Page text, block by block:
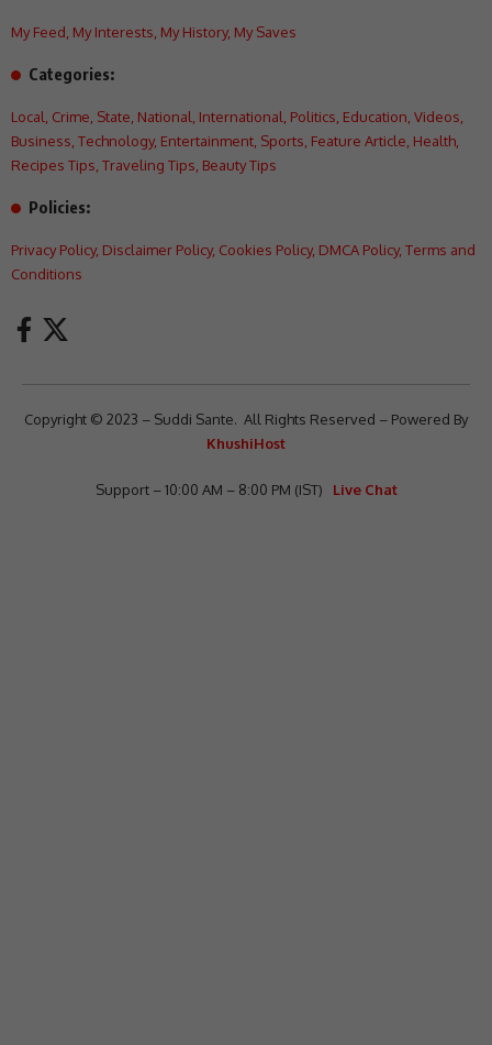
My Feed My Interests My History, My Saves
Categories:
Local Crime State National International Politics Education Videos
Business Technology, Entertainment Sports Feature Article Health
Recipes Tips Traveling Tips Beauty Tips
Policies:
Privacy Policy, Disclaimer Policy, Cookies Policy, DMCA Policy, Terms and
Conditions
Copyright © 2023 – Suddi Sante. All Rights Reserved – Powered By
KhushiHost
Support – 10:00 AM – 8:00 PM (IST) Live Chat